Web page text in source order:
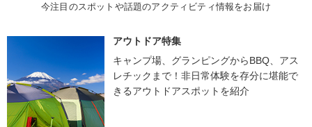
今注目のスポットや話題のアクティビティ情報をお届け
アウトドア特集
キャンプ場、グランピングからBBQ、アス
レチックまで！非日常体験を存分に堪能で
きるアウトドアスポットを紹介